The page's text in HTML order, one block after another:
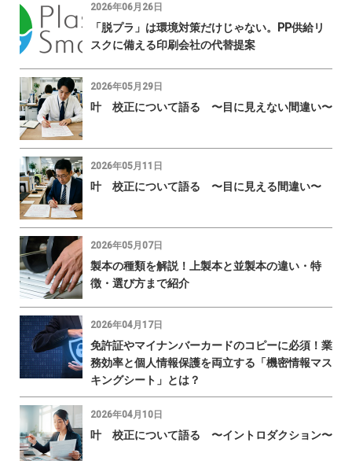
2026年06月26日
「脱プラ」は環境対策だけじゃない。PP供給リ
スクに備える印刷会社の代替提案
2026年05月29日
叶 校正について語る 〜目に見えない間違い〜
2026年05月11日
叶 校正について語る 〜目に見える間違い〜
2026年05月07日
製本の種類を解説！上製本と並製本の違い・特
徴・選び方まで紹介
2026年04月17日
免許証やマイナンバーカードのコピーに必須！業
務効率と個人情報保護を両立する「機密情報マス
キングシート」とは？
2026年04月10日
叶 校正について語る 〜イントロダクション〜